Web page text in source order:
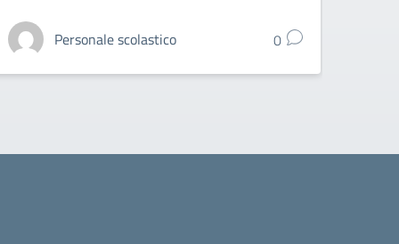
Personale scolastico 0